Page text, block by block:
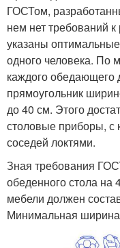
ГОСТом,
нем нет требований
указаны
одного человека. По
каждого обедающего
прямоугольник
до 40 см. Этого
столовые приборы, с
соседей локтями.
Зная требования
обеденного стола на
мебели должен
Минимальная ширина